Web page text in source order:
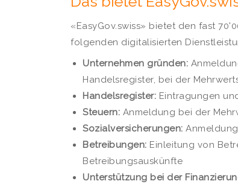
«EasyGov.swiss» bietet den fast
folgenden digitalisierten
Unternehmen gründen:
Handelsregister, bei der
Handelsregister: Eintragungen
Steuern: Anmeldung bei der
Sozialversicherungen:
Betreibungen: Einleitung von
Betreibungsauskünfte
Unterstützung bei der